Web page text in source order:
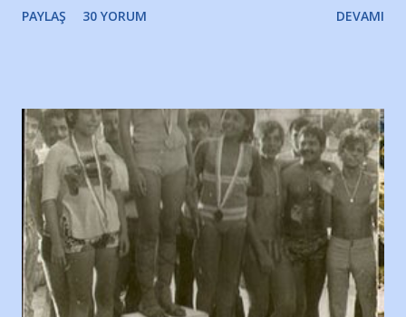
irkildim.. "Bursasporlu taraftarlar, İstanbul takımlarının
ve ürünlerini Bursa şehrinde görmek istemediklerini bir
protesto eylemiyle açıkladıklarını bildiriyordu.. Bu grup
adına açıklama yapan şahsı muhterem(!) ''Açık ve net olarak
söylüyoruz. Bu son uyarımızdır. Bunun yanısıra, bu takımlara
ait tanıtıcı ilanların asılmasına izin veren Bursa Büyükşehir
Belediyesi ile mağazaların bulunduğu alışveriş merkezlerini
de kınıyoruz'' diye de eklemiş .. Blogumuzda okuduğum bu
yazının hemen ardından bu habe...
PAYLAŞ 30 YORUM DEVAMI